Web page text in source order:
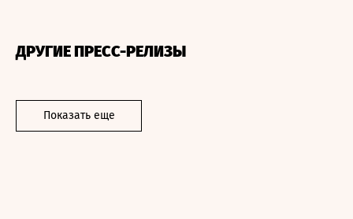
ДРУГИЕ ПРЕСС-РЕЛИЗЫ
Показать еще